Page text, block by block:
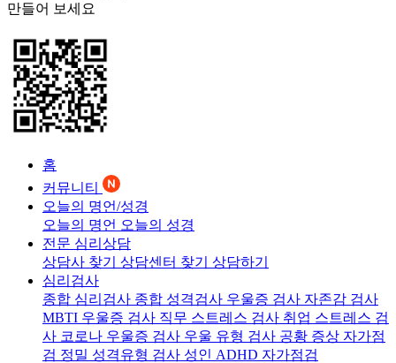
만들어 보세요
홈
커뮤니티
오늘의 명언/성경
오늘의 명언 오늘의 성경
전문 심리상담
상담사 찾기 상담센터 찾기 상담하기
심리검사
종합 심리검사 종합 성격검사 우울증 검사 자존감 검사
MBTI 우울증 검사 직무 스트레스 검사 취업 스트레스 검
사 코로나 우울증 검사 우울 유형 검사 공황 증상 자가점
검 정밀 성격유형 검사 성인 ADHD 자가점검